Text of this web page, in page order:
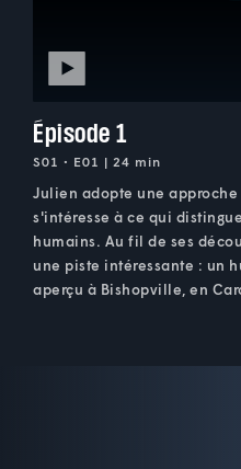
Épisode 1
S01 • E01 | 24 min
Julien adopte une
s'intéresse à ce qui
humains. Au fil de ses
une piste intéressante : un
aperçu à Bishopville, en